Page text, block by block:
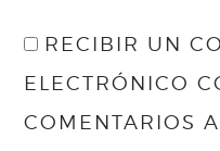
RECIBIR UN
ELECTRÓNICO
COMENTARIOS